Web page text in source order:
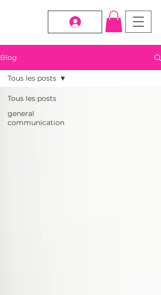
Blog
Tous les posts
general
communication
Tous les posts